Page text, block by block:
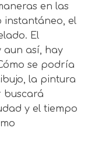
en las
instantáneo, el
El
aun así, hay
se podría
la pintura
buscará
y el tiempo